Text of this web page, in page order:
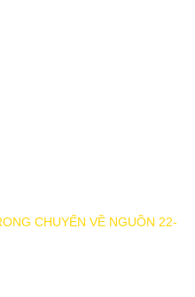
CHUYẾN VỀ NGUỒN 22-